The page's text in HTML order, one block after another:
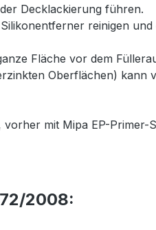
Decklackierung führen.
reinigen
Fläche vor dem
Oberflächen)
mit Mipa EP-
2008: